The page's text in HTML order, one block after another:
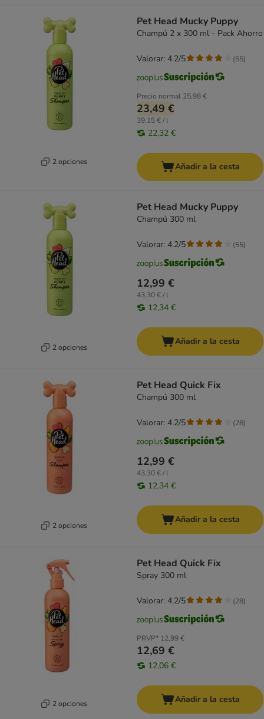
2 opciones
Pet Head Mucky Puppy
Champú 2 x 300 ml - Pack Ahorro
Precio normal 25,98 €
23,49 €
39,15 € / l
22,32 €
Valorar: 4.2/5 (55)
Añadir a la cesta
2 opciones
Pet Head Mucky Puppy
Champú 300 ml
12,99 €
43,30 € / l
12,34 €
Valorar: 4.2/5 (55)
Añadir a la cesta
2 opciones
Pet Head Quick Fix
Champú 300 ml
12,99 €
43,30 € / l
12,34 €
Valorar: 4.2/5 (28)
Añadir a la cesta
2 opciones
Pet Head Quick Fix
Spray 300 ml
PRVP* 12,99 €
12,69 €
12,06 €
Valorar: 4.2/5 (28)
Añadir a la cesta